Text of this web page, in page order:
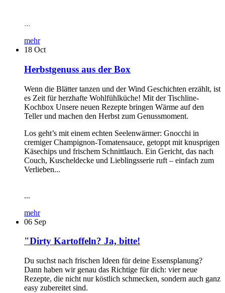
...
mehr
18 Oct
Herbstgenuss aus der Box
Wenn die Blätter tanzen und der Wind Geschichten erzählt, ist
es Zeit für herzhafte Wohlfühlküche! Mit der Tischline-
Kochbox Unsere neuen Rezepte bringen Wärme auf den
Teller und machen den Herbst zum Genussmoment.
Los geht’s mit einem echten Seelenwärmer: Gnocchi in
cremiger Champignon-Tomatensauce, getoppt mit knusprigen
Käsechips und frischem Schnittlauch. Ein Gericht, das nach
Couch, Kuscheldecke und Lieblingsserie ruft – einfach zum
Verlieben...
...
mehr
06 Sep
"Dirty Kartoffeln? Ja, bitte!
Du suchst nach frischen Ideen für deine Essensplanung?
Dann haben wir genau das Richtige für dich: vier neue
Rezepte, die nicht nur köstlich schmecken, sondern auch ganz
easy zubereitet sind.